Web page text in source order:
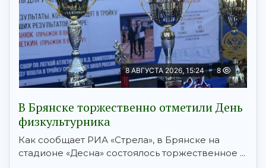
8 АВГУСТА 2026, 15:24 8
В Брянске торжественно отметили День
физкультурника
Как сообщает РИА «Стрела», в Брянске на
стадионе «Десна» состоялось торжественное ...